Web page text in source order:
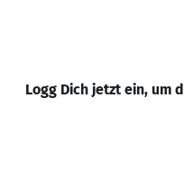
Logg Dich jetzt ein, um